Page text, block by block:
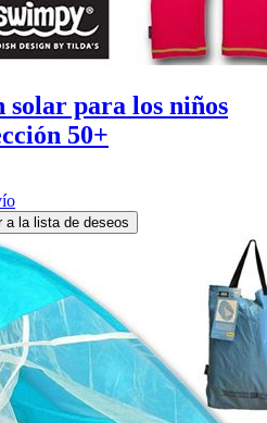
solar para los niños
50+